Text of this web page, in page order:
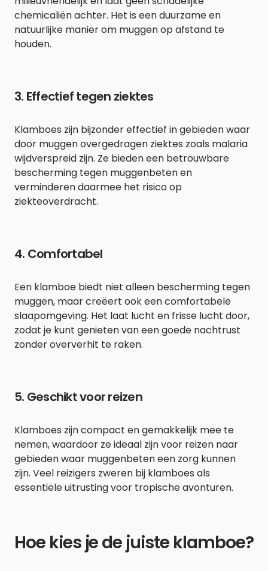
chemicaliën achter. Het is een duurzame en
natuurlijke manier om muggen op afstand te
houden.
3. Effectief tegen ziektes
Klamboes zijn bijzonder effectief in gebieden waar
door muggen overgedragen ziektes zoals malaria
wijdverspreid zijn. Ze bieden een betrouwbare
bescherming tegen muggenbeten en
verminderen daarmee het risico op
ziekteoverdracht.
4. Comfortabel
Een klamboe biedt niet alleen bescherming tegen
muggen, maar creëert ook een comfortabele
slaapomgeving. Het laat lucht en frisse lucht door,
zodat je kunt genieten van een goede nachtrust
zonder oververhit te raken.
5. Geschikt voor reizen
Klamboes zijn compact en gemakkelijk mee te
nemen, waardoor ze ideaal zijn voor reizen naar
gebieden waar muggenbeten een zorg kunnen
zijn. Veel reizigers zweren bij klamboes als
essentiële uitrusting voor tropische avonturen.
Hoe kies je de juiste klamboe?